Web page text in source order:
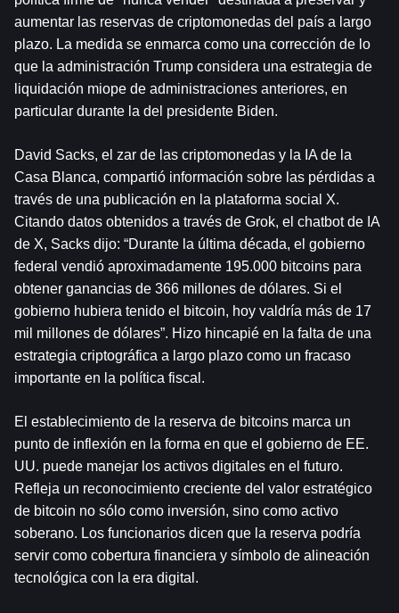
aumentar las reservas de criptomonedas del país a largo
plazo. La medida se enmarca como una corrección de lo
que la administración Trump considera una estrategia de
liquidación miope de administraciones anteriores, en
particular durante la del presidente Biden.
David Sacks, el zar de las criptomonedas y la IA de la
Casa Blanca, compartió información sobre las pérdidas a
través de una publicación en la plataforma social X.
Citando datos obtenidos a través de Grok, el chatbot de IA
de X, Sacks dijo: “Durante la última década, el gobierno
federal vendió aproximadamente 195.000 bitcoins para
obtener ganancias de 366 millones de dólares. Si el
gobierno hubiera tenido el bitcoin, hoy valdría más de 17
mil millones de dólares”. Hizo hincapié en la falta de una
estrategia criptográfica a largo plazo como un fracaso
importante en la política fiscal.
El establecimiento de la reserva de bitcoins marca un
punto de inflexión en la forma en que el gobierno de EE.
UU. puede manejar los activos digitales en el futuro.
Refleja un reconocimiento creciente del valor estratégico
de bitcoin no sólo como inversión, sino como activo
soberano. Los funcionarios dicen que la reserva podría
servir como cobertura financiera y símbolo de alineación
tecnológica con la era digital.